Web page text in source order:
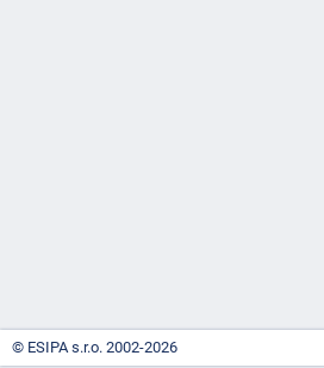
© ESIPA s.r.o. 2002-2026